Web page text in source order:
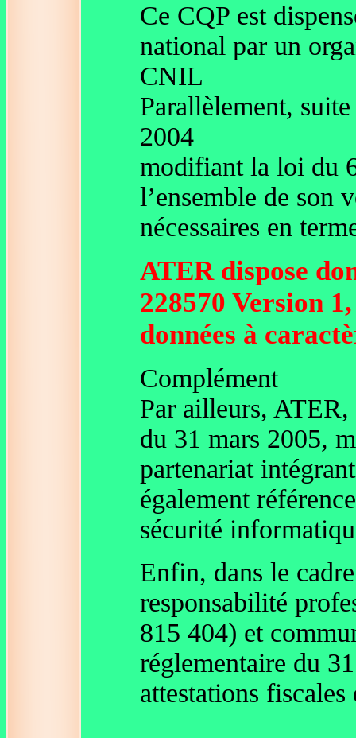
Ce CQP est
national par un
CNIL
Parallèlement,
2004
modifiant la loi du
l’ensemble de son
nécessaires en
ATER dispose
228570 Version
données à
Complément
Par ailleurs, ATER,
du 31 mars 2005,
partenariat
également
sécurité
Enfin, dans le
responsabilité
815 404) et
réglementaire du
attestations fiscales